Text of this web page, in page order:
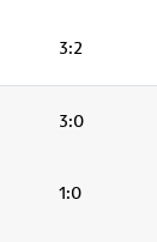
3:2
3:0
1:0